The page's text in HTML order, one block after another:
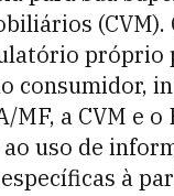
próprio
consumidor,
MF, a CVM e
uso de
à